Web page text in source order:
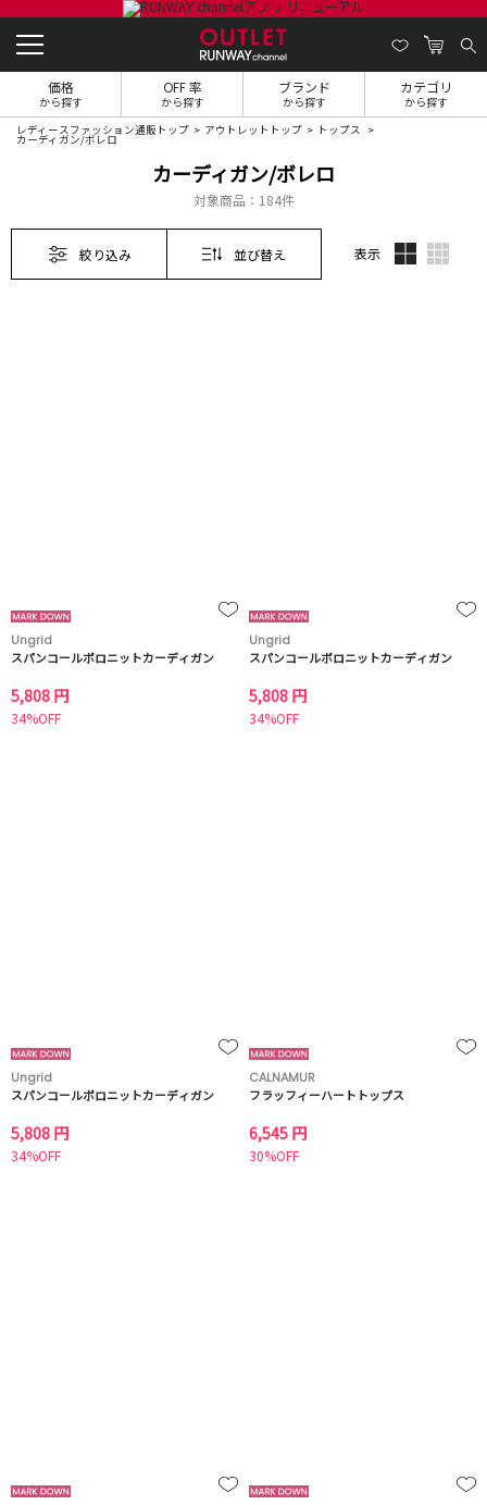
価格
から探す
OFF 率
から探す
ブランド
から探す
カテゴリ
から探す
レディースファッション通販トップ アウトレットトップ トップス
カーディガン/ボレロ
カーディガン/ボレロ
対象商品： 184件
絞り込み 並び替え 表示
Ungrid
スパンコールポロニットカーディガン
5,808 円
34%OFF
Ungrid
スパンコールポロニットカーディガン
5,808 円
34%OFF
Ungrid
スパンコールポロニットカーディガン
5,808 円
34%OFF
CALNAMUR
フラッフィーハートトップス
6,545 円
30%OFF